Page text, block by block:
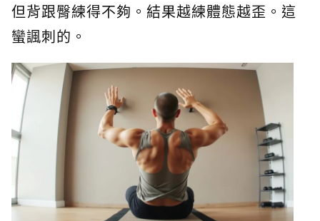
但背跟臀練得不夠。結果越練體態越歪。這
蠻諷刺的。